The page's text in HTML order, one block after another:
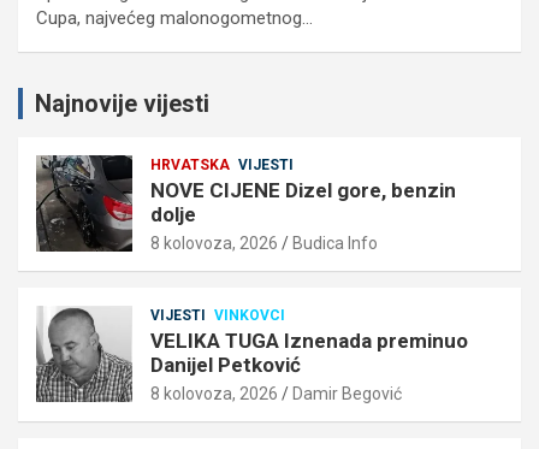
Cupa, najvećeg malonogometnog…
Najnovije vijesti
HRVATSKA VIJESTI
NOVE CIJENE Dizel gore, benzin
dolje
8 kolovoza, 2026 Budica Info
VIJESTI VINKOVCI
VELIKA TUGA Iznenada preminuo
Danijel Petković
8 kolovoza, 2026 Damir Begović